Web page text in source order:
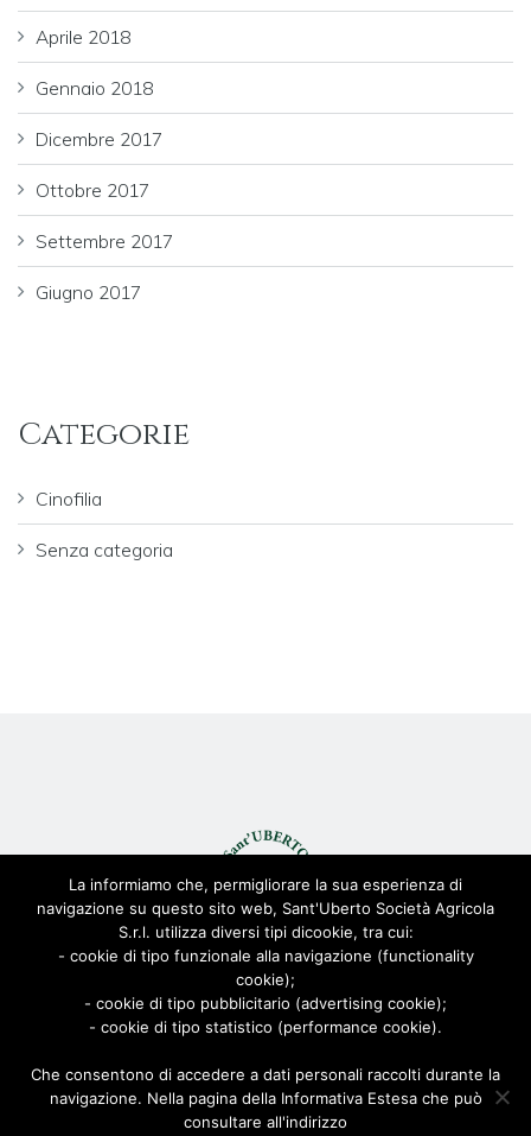
Aprile 2018
Gennaio 2018
Dicembre 2017
Ottobre 2017
Settembre 2017
Giugno 2017
Categorie
Cinofilia
Senza categoria
© Sant'Uberto Società Agricola s.r.l. - All Rights Reserved CF:
08155680963
Viale Toscana 200, 21052 Busto Arsizio [VARESE]
Privacy Policy |Cookie Policy| Powered byAD-ADVANCED
La informiamo che, permigliorare la sua esperienza di
navigazione su questo sito web, Sant'Uberto Società Agricola
S.r.l. utilizza diversi tipi dicookie, tra cui:
- cookie di tipo funzionale alla navigazione (functionality
cookie);
- cookie di tipo pubblicitario (advertising cookie);
- cookie di tipo statistico (performance cookie).
Che consentono di accedere a dati personali raccolti durante la
navigazione. Nella pagina della Informativa Estesa che può
consultare all'indirizzo